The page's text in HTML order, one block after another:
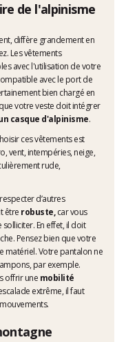
de l'alpinisme
diffère grandement en
Les vêtements
avec l'utilisation de votre
avec le port de
bien chargé en
votre veste doit intégrer
casque d'alpinisme.
ces vêtements est
vent, intempéries, neige,
rude,
d’autres
être robuste,car vous
En effet, il doit
Pensez bien que votre
matériel. Votre pantalon ne
par exemple.
offrir une mobilité
extrême, il faut